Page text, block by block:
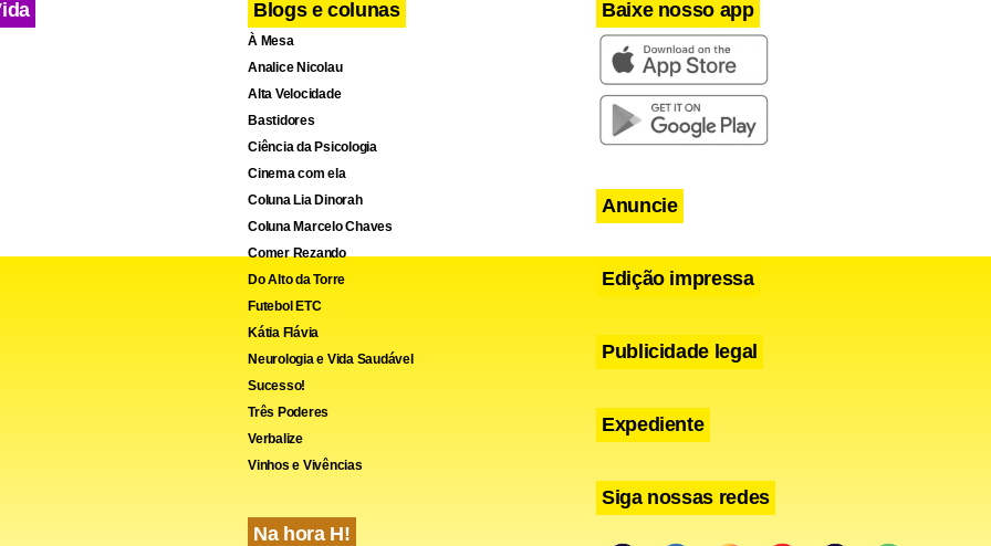
previstas para ocorreu em 11 de agosto, das 14h às 18h (horário de
será realizado nas capitais dos 26 estados e no Distrito Federal. Os
ser divulgados em 2 de agosto. O gabarito será anunciado em 12 de
da Pesca e Aquicultura
Blogs e colunas
À Mesa
Analice Nicolau
Alta Velocidade
Bastidores
Ciência da Psicologia
Cinema com ela
Coluna Lia Dinorah
Coluna Marcelo Chaves
Comer Rezando
Do Alto da Torre
Futebol ETC
Kátia Flávia
Neurologia e Vida Saudável
Sucesso!
Três Poderes
Verbalize
Vinhos e Vivências
Na hora H!
Baixe nosso app
Anuncie
Edição impressa
Publicidade legal
Expediente
Siga nossas redes